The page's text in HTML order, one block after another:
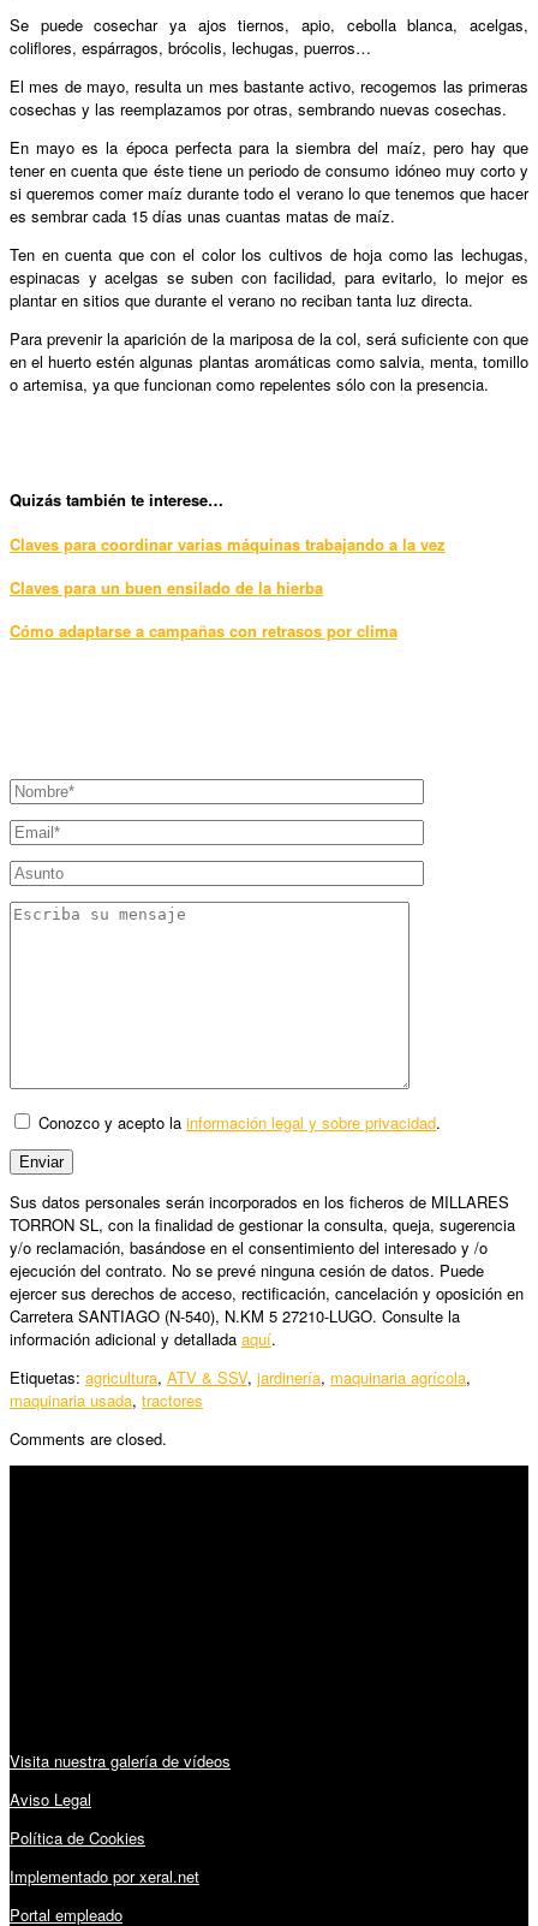
Se puede cosechar ya ajos tiernos, apio, cebolla blanca, acelgas,
coliflores, espárragos, brócolis, lechugas, puerros…
El mes de mayo, resulta un mes bastante activo, recogemos las primeras
cosechas y las reemplazamos por otras, sembrando nuevas cosechas.
En mayo es la época perfecta para la siembra del maíz, pero hay que
tener en cuenta que éste tiene un periodo de consumo idóneo muy corto y
si queremos comer maíz durante todo el verano lo que tenemos que hacer
es sembrar cada 15 días unas cuantas matas de maíz.
Ten en cuenta que con el color los cultivos de hoja como las lechugas,
espinacas y acelgas se suben con facilidad, para evitarlo, lo mejor es
plantar en sitios que durante el verano no reciban tanta luz directa.
Para prevenir la aparición de la mariposa de la col, será suficiente con que
en el huerto estén algunas plantas aromáticas como salvia, menta, tomillo
o artemisa, ya que funcionan como repelentes sólo con la presencia.
Quizás también te interese…
Claves para coordinar varias máquinas trabajando a la vez
Claves para un buen ensilado de la hierba
Cómo adaptarse a campañas con retrasos por clima
Conozco y acepto la información legal y sobre privacidad.
Sus datos personales serán incorporados en los ficheros de MILLARES
TORRON SL, con la finalidad de gestionar la consulta, queja, sugerencia
y/o reclamación, basándose en el consentimiento del interesado y /o
ejecución del contrato. No se prevé ninguna cesión de datos. Puede
ejercer sus derechos de acceso, rectificación, cancelación y oposición en
Carretera SANTIAGO (N-540), N.KM 5 27210-LUGO. Consulte la
información adicional y detallada aquí.
Etiquetas: agricultura, ATV & SSV, jardinería, maquinaria agrícola,
maquinaria usada, tractores
Comments are closed.
Visita nuestra galería de vídeos
Aviso Legal
Política de Cookies
Implementado por xeral.net
Portal empleado